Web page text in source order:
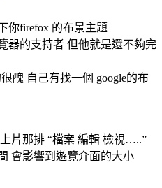
你firefox 的布景主題
器的支持者 但他就是還不夠完
醜 自己有找一個 google的布
片那排 “檔案 編輯 檢視…..”
會影響到遊覽介面的大小